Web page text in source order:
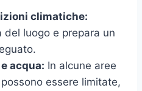
climatiche:
del luogo e prepara un
acqua: In alcune aree
essere limitate,